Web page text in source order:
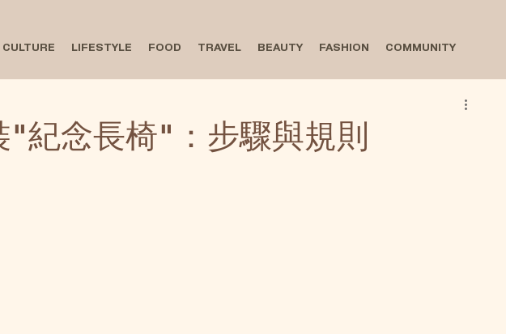
CULTURE LIFESTYLE FOOD TRAVEL BEAUTY FASHION COMMUNITY
"紀念長椅"：步驟與規則